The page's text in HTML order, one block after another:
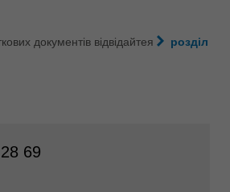
документів відвідайтея
розділ
69